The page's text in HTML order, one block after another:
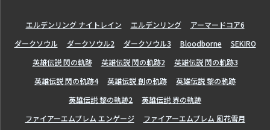
エルデンリング ナイトレイン エルデンリング
アーマードコア6
ダークソウル
ダークソウル2 ダークソウル3 Bloodborne
SEKIRO
英雄伝説 閃の軌跡
英雄伝説 閃の軌跡2
英雄伝説 閃の軌跡3
英雄伝説 閃の軌跡4
英雄伝説 創の軌跡
英雄伝説 黎の軌跡
英雄伝説 黎の軌跡2
英雄伝説 界の軌跡
ファイアーエムブレム エンゲージ
ファイアーエムブレム 風花雪月